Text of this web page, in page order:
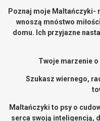
Poznaj moje Maltańczyki-
wnoszą mnóstwo
domu. Ich przyjazne
Twoje marzenie o
Szukasz wiernego,
Maltańczyki to psy o
serca swoją inteligencją,